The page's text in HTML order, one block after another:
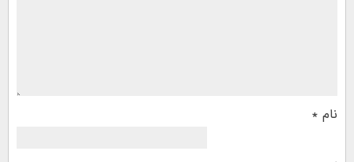
نام *